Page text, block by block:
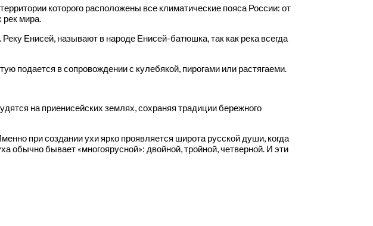
которого расположены все климатические пояса России: от
рек мира.
Енисей, называют в народе Енисей-батюшка, так как река всегда
подается в сопровождении с кулебякой, пирогами или растягаеми.
на приенисейских землях, сохраняя традиции бережного
при создании ухи ярко проявляется широта русской души, когда
обычно бывает «многоярусной»: двойной, тройной, четверной. И эти